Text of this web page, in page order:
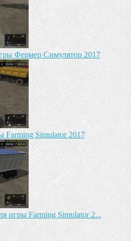
Фермер Симулятор 2017
Simulator 2017
игры Farming Simulator 2...